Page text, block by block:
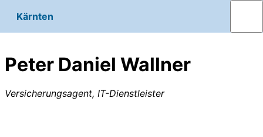
Kärnten
Peter Daniel Wallner
Versicherungsagent, IT-Dienstleister